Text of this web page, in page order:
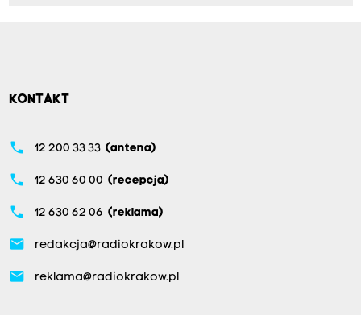
KONTAKT
phone 12 200 33 33 (antena)
phone 12 630 60 00 (recepcja)
phone 12 630 62 06 (reklama)
email redakcja@radiokrakow.pl
email reklama@radiokrakow.pl